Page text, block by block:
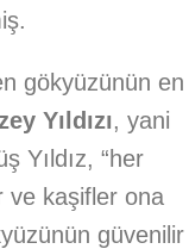
gökyüzünün en
Yıldızı, yani
Yıldız, “her
ve kaşifler ona
güvenilir